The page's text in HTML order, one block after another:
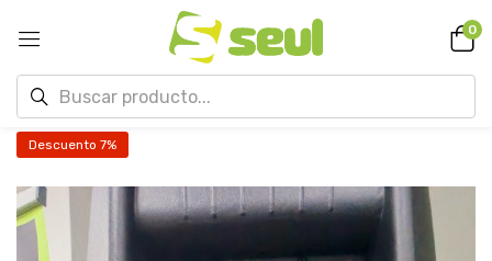
0
Descuento 7%